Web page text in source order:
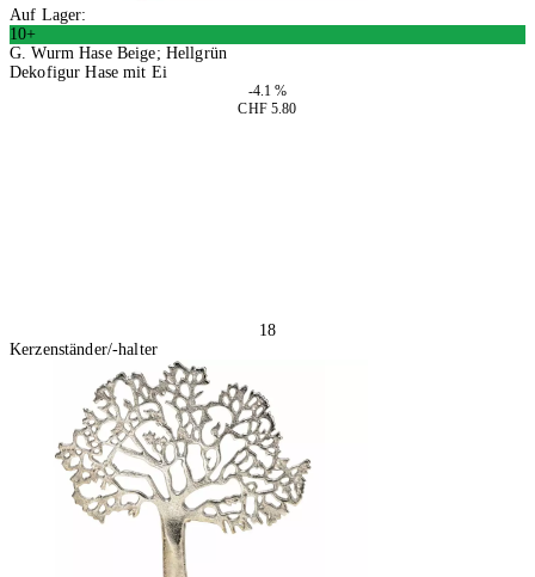
Auf Lager:
10+
G. Wurm Hase Beige; Hellgrün
Dekofigur Hase mit Ei
-4.1 %
CHF 5.80
18
Kerzenständer/-halter